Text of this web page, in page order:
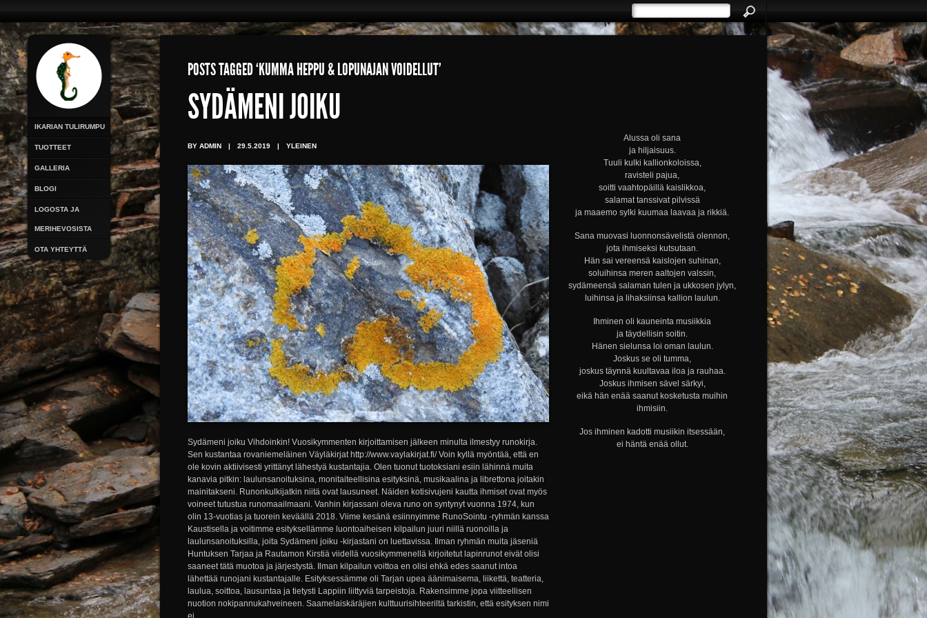
IKARIAN TULIRUMPU
TUOTTEET
GALLERIA
BLOGI
LOGOSTA JA
MERIHEVOSISTA
OTA YHTEYTTÄ
POSTS TAGGED ‘KUMMA HEPPU & LOPUNAJAN VOIDELLUT’
Alussa oli sana
ja hiljaisuus.
Tuuli kulki kallionkoloissa,
ravisteli pajua,
soitti vaahtopäillä kaislikkoa,
salamat tanssivat pilvissä
ja maaemo sylki kuumaa laavaa ja rikkiä.
Sana muovasi luonnonsävelistä olennon,
jota ihmiseksi kutsutaan.
Hän sai vereensä kaislojen suhinan,
soluihinsa meren aaltojen valssin,
sydämeensä salaman tulen ja ukkosen jylyn,
luihinsa ja lihaksiinsa kallion laulun.
Ihminen oli kauneinta musiikkia
ja täydellisin soitin.
Hänen sielunsa loi oman laulun.
Joskus se oli tumma,
joskus täynnä kuultavaa iloa ja rauhaa.
Joskus ihmisen sävel särkyi,
eikä hän enää saanut kosketusta muihin
ihmisiin.
Jos ihminen kadotti musiikin itsessään,
ei häntä enää ollut.
SYDÄMENI JOIKU
BY ADMIN | 29.5.2019 | YLEINEN
Sydämeni joiku Vihdoinkin! Vuosikymmenten kirjoittamisen jälkeen minulta ilmestyy runokirja.
Sen kustantaa rovaniemeläinen Väyläkirjat http://www.vaylakirjat.fi/ Voin kyllä myöntää, että en
ole kovin aktiivisesti yrittänyt lähestyä kustantajia. Olen tuonut tuotoksiani esiin lähinnä muita
kanavia pitkin: laulunsanoituksina, monitaiteellisina esityksinä, musikaalina ja librettona joitakin
mainitakseni. Runonkulkijatkin niitä ovat lausuneet. Näiden kotisivujeni kautta ihmiset ovat myös
voineet tutustua runomaailmaani. Vanhin kirjassani oleva runo on syntynyt vuonna 1974, kun
olin 13-vuotias ja tuorein keväällä 2018. Viime kesänä esiinnyimme RunoSointu -ryhmän kanssa
Kaustisella ja voitimme esityksellämme luontoaiheisen kilpailun juuri niillä ruonoilla ja
laulunsanoituksilla, joita Sydämeni joiku -kirjastani on luettavissa. Ilman ryhmän muita jäseniä
Huntuksen Tarjaa ja Rautamon Kirstiä viidellä vuosikymmenellä kirjoitetut lapinrunot eivät olisi
saaneet tätä muotoa ja järjestystä. Ilman kilpailun voittoa en olisi ehkä edes saanut intoa
lähettää runojani kustantajalle. Esityksessämme oli Tarjan upea äänimaisema, liikettä, teatteria,
laulua, soittoa, lausuntaa ja tietysti Lappiin liittyviä tarpeistoja. Rakensimme jopa viitteellisen
nuotion nokipannukahveineen. Saamelaiskäräjien kulttuurisihteeriltä tarkistin, että esityksen nimi
ei...